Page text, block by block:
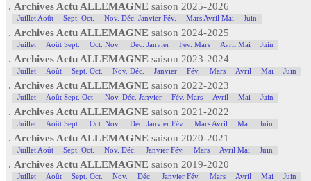
. Archives Actu ALLEMAGNE saison 2025-2026
Juillet Août Sept. Oct. Nov. Déc. Janvier Fév. Mars Avril Mai Juin
. Archives Actu ALLEMAGNE saison 2024-2025
Juillet Août Sept. Oct. Nov. Déc. Janvier Fév. Mars Avril Mai Juin
. Archives Actu ALLEMAGNE saison 2023-2024
Juillet Août Sept. Oct. Nov. Déc. Janvier Fév. Mars Avril Mai Juin
. Archives Actu ALLEMAGNE saison 2022-2023
Juillet Août Sept. Oct. Nov. Déc. Janvier Fév. Mars Avril Mai Juin
. Archives Actu ALLEMAGNE saison 2021-2022
Juillet Août Sept. Oct. Nov. Déc. Janvier Fév. Mars Avril Mai Juin
. Archives Actu ALLEMAGNE saison 2020-2021
Juillet Août Sept. Oct. Nov. Déc. Janvier Fév. Mars Avril Mai Juin
. Archives Actu ALLEMAGNE saison 2019-2020
Juillet Août Sept. Oct. Nov. Déc. Janvier Fév. Mars Avril Mai Juin